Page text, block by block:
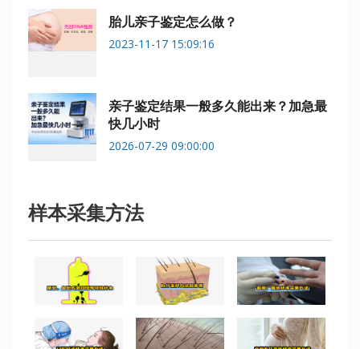
胎儿亲子鉴定怎么做？
2023-11-17 15:09:16
亲子鉴定结果一般多久能出来？加急最
快几小时
2026-07-29 09:00:00
样本采集方法